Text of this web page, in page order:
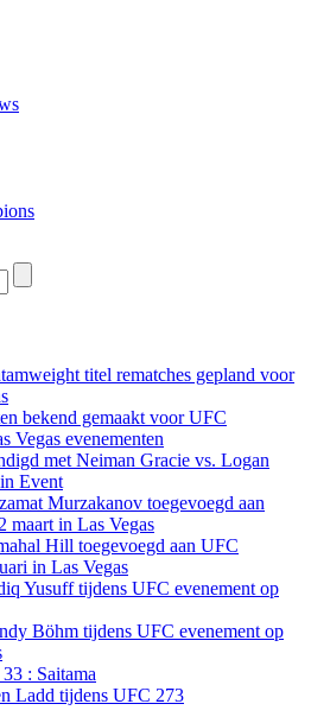
titel rematches gepland voor
bekend gemaakt voor UFC
Vegas evenementen
met Neiman Gracie vs. Logan
Event
Murzakanov toegevoegd aan
maart in Las Vegas
Hill toegevoegd aan UFC
in Las Vegas
Yusuff tijdens UFC evenement op
Böhm tijdens UFC evenement op
: Saitama
Ladd tijdens UFC 273